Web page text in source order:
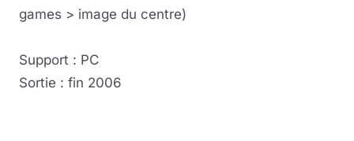
games > image du centre)
Support : PC
Sortie : fin 2006